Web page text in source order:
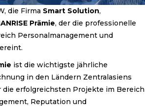
die Firma Smart Solution,
Prämie, der die professionelle
Personalmanagement und
ist die wichtigste jährliche
in den Ländern Zentralasiens
die erfolgreichsten Projekte im Bereich
Reputation und